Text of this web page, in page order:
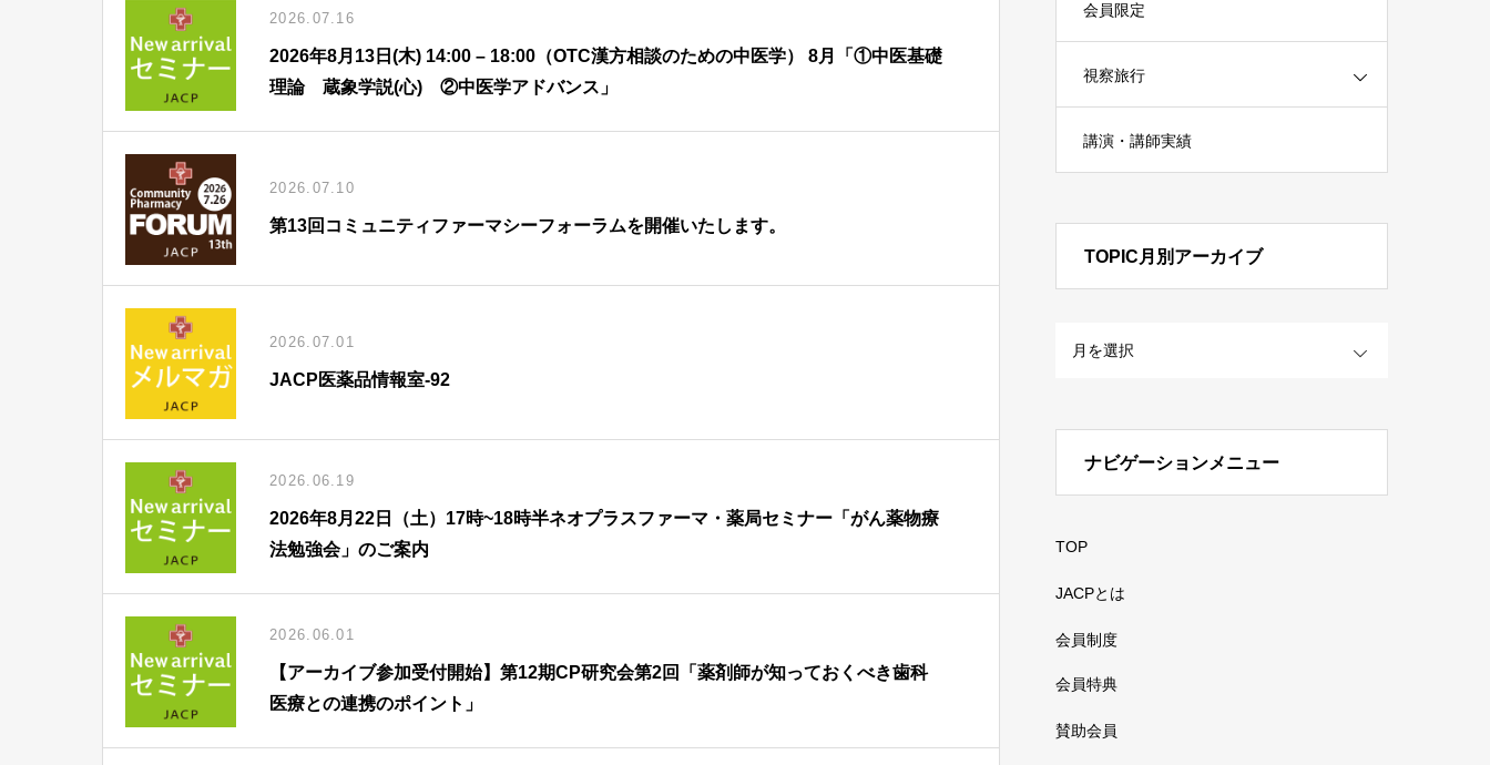
2026.07.16
2026年8月13日(木) 14:00 – 18:00（OTC漢方相談のための中医学） 8月「①中医基礎
理論 蔵象学説(心) ②中医学アドバンス」
2026.07.10
第13回コミュニティファーマシーフォーラムを開催いたします。
2026.07.01
JACP医薬品情報室-92
2026.06.19
2026年8月22日（土）17時~18時半ネオプラスファーマ・薬局セミナー「がん薬物療
法勉強会」のご案内
2026.06.01
【アーカイブ参加受付開始】第12期CP研究会第2回「薬剤師が知っておくべき歯科
医療との連携のポイント」
会員限定
視察旅行
講演・講師実績
TOPIC月別アーカイブ
ナビゲーションメニュー
TOP
JACPとは
会員制度
会員特典
賛助会員